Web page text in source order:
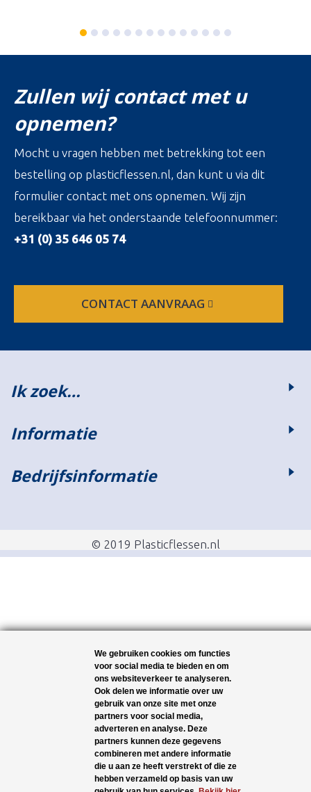
Zullen wij contact met u
opnemen?
Mocht u vragen hebben met betrekking tot een
bestelling op plasticflessen.nl, dan kunt u via dit
formulier contact met ons opnemen. Wij zijn
bereikbaar via het onderstaande telefoonnummer:
+31 (0) 35 646 05 74
CONTACT AANVRAAG
Ik zoek…
Informatie
Bedrijfsinformatie
© 2019 Plasticflessen.nl
We gebruiken cookies om functies
voor social media te bieden en om
ons websiteverkeer te analyseren.
Ook delen we informatie over uw
gebruik van onze site met onze
partners voor social media,
adverteren en analyse. Deze
partners kunnen deze gegevens
combineren met andere informatie
die u aan ze heeft verstrekt of die ze
hebben verzameld op basis van uw